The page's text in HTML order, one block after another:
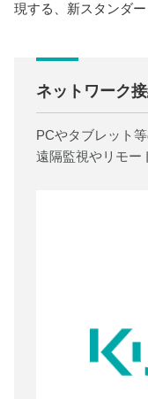
現する、新スタンダ
ネットワーク
PCやタブレット
遠隔監視やリモー